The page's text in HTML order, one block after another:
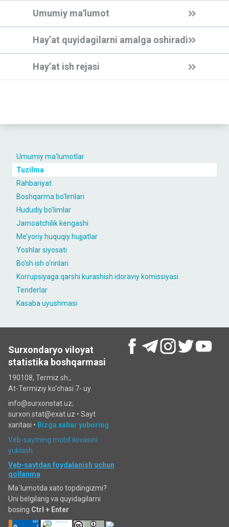
Umumiy ma'lumotlar
Tuzilma
Rahbariyat
Boshqarma bo'limlari
Hududiy bo'limlar
Jamoatchilik kengashi
Me’yoriy huquqiy hujjatlar
Yoshlar siyosati
Bo'sh ish o'rinlari
Korrupsiyaga qarshi kurashish idoraviy komissiyasi
Tenderlar
Kasaba uyushmasi
Umumiy ma'lumot
Hay’at quyidagilarni amalga oshiradi
Hay’at ish rejasi
Surxondaryo viloyat
statistika boshqarmasi
190108, Termiz sh.,
At-Termiziy ko‘chasi 7- uy
info@surxonstat.uz;
surxon.stat@exat.uz • Sayt
xaritasi • Bizga xabar yuboring
Veb-saytning mobil ilovasini
yuklash
Veb-saytdan foydalanish uchun
qollanma
Ma`lumotda xato topdingizmi?
Uni belgilang va quyidagilarni
bosing Ctrl + Enter